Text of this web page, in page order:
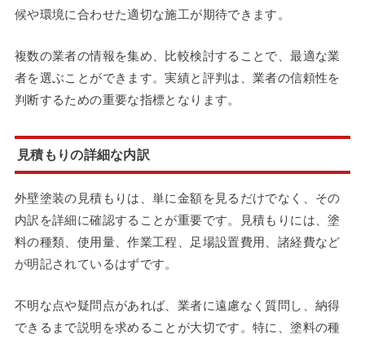
候や環境に合わせた適切な施工が期待できます。
複数の業者の情報を集め、比較検討することで、最適な業
者を選ぶことができます。実績と評判は、業者の信頼性を
判断するための重要な指標となります。
見積もりの詳細な内訳
外壁塗装の見積もりは、単に金額を見るだけでなく、その
内訳を詳細に確認することが重要です。見積もりには、塗
料の種類、使用量、作業工程、足場設置費用、諸経費など
が明記されているはずです。
不明な点や疑問点があれば、業者に遠慮なく質問し、納得
できるまで説明を求めることが大切です。特に、塗料の種